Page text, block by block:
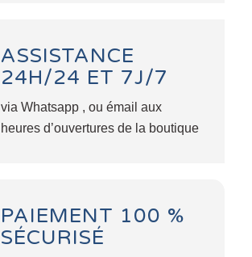
ASSISTANCE
24H/24 ET 7J/7
via Whatsapp , ou émail aux
heures d’ouvertures de la boutique
PAIEMENT 100 %
SÉCURISÉ